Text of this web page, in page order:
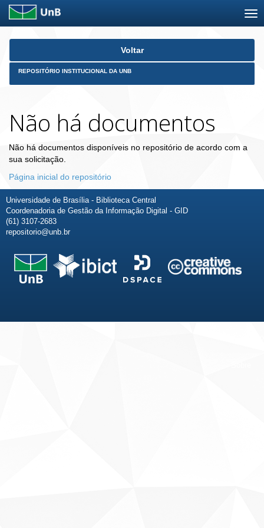
Skip
Voltar
REPOSITÓRIO INSTITUCIONAL DA UNB
Não há documentos
Não há documentos disponíveis no repositório de acordo com a
sua solicitação.
Página inicial do repositório
Universidade de Brasília - Biblioteca Central
Coordenadoria de Gestão da Informação Digital - GID
(61) 3107-2683
repositorio@unb.br